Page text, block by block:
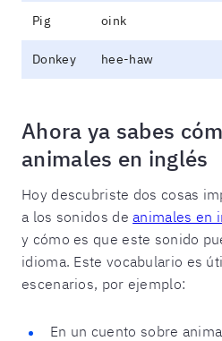
Pig oink
Donkey hee-haw
Ahora ya sabes
animales en inglés
Hoy descubriste dos cosas
a los sonidos deanimales en
y cómo es que este sonido
idioma. Este vocabulario es
escenarios, por ejemplo:
En un cuento sobre